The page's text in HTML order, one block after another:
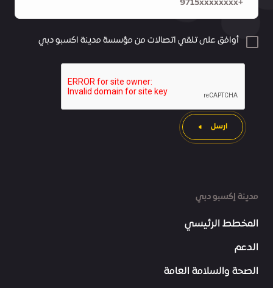
مدينة إكسبو دبي
المخطط الرئيسي
الدعم
الصحة والسلامة العامة
أوافق على تلقي اتصالات من مؤسسة مدينة اكسبو دبي
ارسل